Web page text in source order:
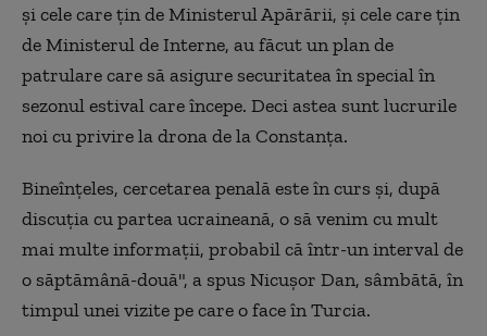
şi cele care ţin de Ministerul Apărării, şi cele care ţin
de Ministerul de Interne, au făcut un plan de
patrulare care să asigure securitatea în special în
sezonul estival care începe. Deci astea sunt lucrurile
noi cu privire la drona de la Constanţa.
Bineînţeles, cercetarea penală este în curs şi, după
discuţia cu partea ucraineană, o să venim cu mult
mai multe informaţii, probabil că într-un interval de
o săptămână-două", a spus Nicuşor Dan, sâmbătă, în
timpul unei vizite pe care o face în Turcia.